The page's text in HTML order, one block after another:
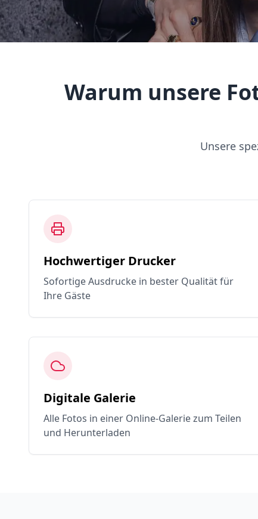
Warum unsere
Unsere
Hochwertiger Drucker
Sofortige Ausdrucke in bester Qualität für
Ihre Gäste
Digitale Galerie
Alle Fotos in einer Online-Galerie zum Teilen
und Herunterladen